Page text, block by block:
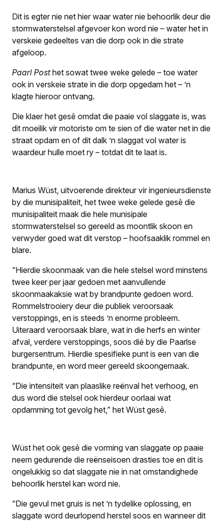
Dit is egter nie net hier waar water nie behoorlik deur die
stormwaterstelsel afgevoer kon word nie – water het in
verskeie gedeeltes van die dorp ook in die strate
afgeloop.
Paarl Posthet sowat twee weke gelede – toe water
ook in verskeie strate in die dorp opgedam het – ’n
klagte hieroor ontvang.
Die klaer het gesê omdat die paaie vol slaggate is, was
dit moeilik vir motoriste om te sien of die water net in die
straat opdam en of dit dalk ’n slaggat vol water is
waardeur hulle moet ry – totdat dit te laat is.
Marius Wüst, uitvoerende direkteur vir ingenieursdienste
by die munisipaliteit, het twee weke gelede gesê die
munisipaliteit maak die hele munisipale
stormwaterstelsel so gereeld as moontlik skoon en
verwyder goed wat dit verstop – hoofsaaklik rommel en
blare.
“Hierdie skoonmaak van die hele stelsel word minstens
twee keer per jaar gedoen met aanvullende
skoonmaakaksie wat by brandpunte gedoen word.
Rommelstrooiery deur die publiek veroorsaak
verstoppings, en is steeds ’n enorme probleem.
Uiteraard veroorsaak blare, wat in die herfs en winter
afval, verdere verstoppings, soos dié by die Paarlse
burgersentrum. Hierdie spesifieke punt is een van die
brandpunte, en word meer gereeld skoongemaak.
“Die intensiteit van plaaslike reënval het verhoog, en
dus word die stelsel ook hierdeur oorlaai wat
opdamming tot gevolg het,” het Wüst gesê.
Wüst het ook gesê die vorming van slaggate op paaie
neem gedurende die reënseisoen drasties toe en dit is
ongelukkig so dat slaggate nie in nat omstandighede
behoorlik herstel kan word nie.
“Die gevul met gruis is net ’n tydelike oplossing, en
slaggate word deurlopend herstel soos en wanneer dit